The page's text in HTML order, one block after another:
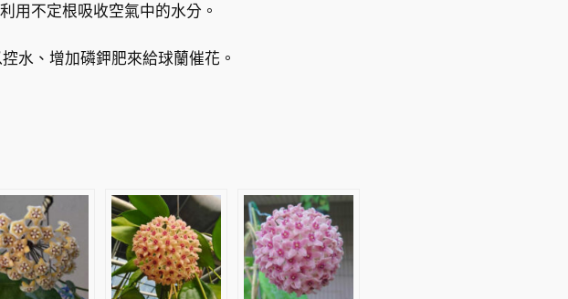
.
到
H
K
用不定根吸收空氣中的水分。
水、增加磷鉀肥來給球蘭催花。